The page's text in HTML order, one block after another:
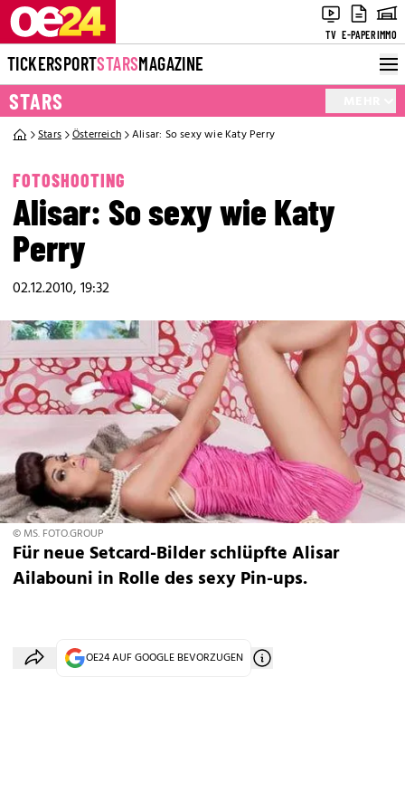
TV E-PAPERIMMO
TICKERSPORTSTARSMAGAZINE
STARS
Stars Österreich Alisar: So sexy wie Katy Perry
FOTOSHOOTING
Alisar: So sexy wie Katy
Perry
02.12.2010, 19:32
© MS. FOTO.GROUP
Für neue Setcard-Bilder schlüpfte Alisar
Ailabouni in Rolle des sexy Pin-ups.
OE24 AUF GOOGLE BEVORZUGEN